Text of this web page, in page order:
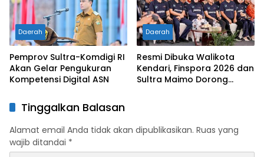
Daerah
Pemprov Sultra-Komdigi RI
Akan Gelar Pengukuran
Kompetensi Digital ASN
Daerah
Resmi Dibuka Walikota
Kendari, Finspora 2026 dan
Sultra Maimo Dorong
Tinggalkan Balasan
Alamat email Anda tidak akan dipublikasikan. Ruas yang
wajib ditandai *